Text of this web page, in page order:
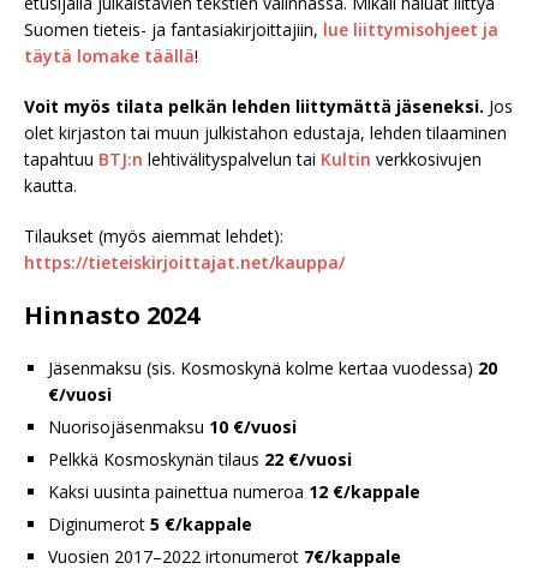
Suomen tieteis- ja fantasiakirjoittajiin, lue liittymisohjeet ja
täytä lomake täällä!
Voit myös tilata pelkän lehden liittymättä jäseneksi. Jos
olet kirjaston tai muun julkistahon edustaja, lehden tilaaminen
tapahtuu BTJ:n lehtivälityspalvelun tai Kultin verkkosivujen
kautta.
Tilaukset (myös aiemmat lehdet):
https://tieteiskirjoittajat.net/kauppa/
Hinnasto 2024
Jäsenmaksu (sis. Kosmoskynä kolme kertaa vuodessa) 20
€/vuosi
Nuorisojäsenmaksu 10 €/vuosi
Pelkkä Kosmoskynän tilaus 22 €/vuosi
Kaksi uusinta painettua numeroa 12 €/kappale
Diginumerot 5 €/kappale
Vuosien 2017–2022 irtonumerot 7€/kappale